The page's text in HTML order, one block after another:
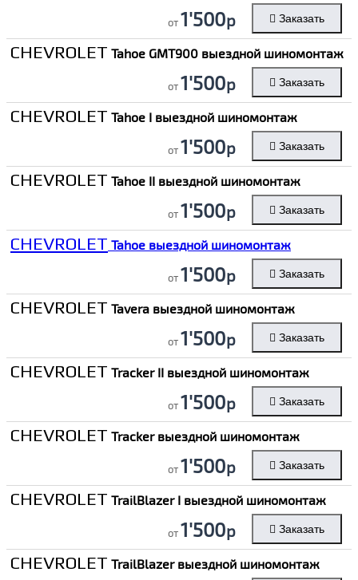
от1'500р Заказать
CHEVROLET Tahoe GMT900 выездной шиномонтаж
от1'500р Заказать
CHEVROLET Tahoe I выездной шиномонтаж
от1'500р Заказать
CHEVROLET Tahoe II выездной шиномонтаж
от1'500р Заказать
CHEVROLET Tahoe выездной шиномонтаж
от1'500р Заказать
CHEVROLET Tavera выездной шиномонтаж
от1'500р Заказать
CHEVROLET Tracker II выездной шиномонтаж
от1'500р Заказать
CHEVROLET Tracker выездной шиномонтаж
от1'500р Заказать
CHEVROLET TrailBlazer I выездной шиномонтаж
от1'500р Заказать
CHEVROLET TrailBlazer выездной шиномонтаж